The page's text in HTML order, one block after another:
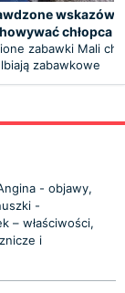
chłopca
zabawki Mali
zabawkowe
- objawy,
-
– właściwości,
i